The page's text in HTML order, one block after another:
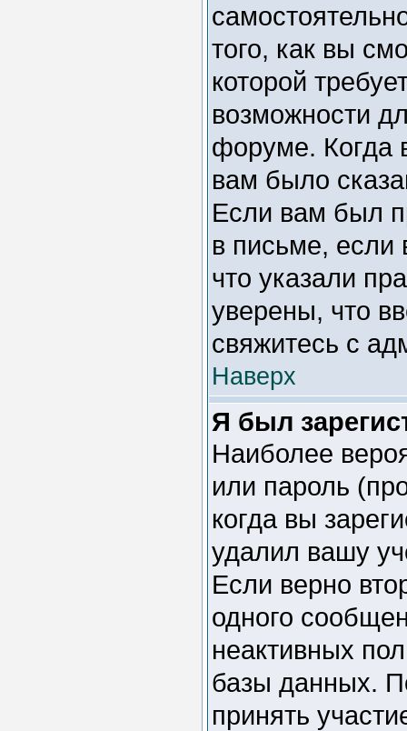
того, как вы
которой
возможности
форуме. Когда
вам было
Если вам был
в письме, если
что указали
уверены, что
свяжитесь с
Наверх
Я был
Наиболее
или пароль
когда вы
удалил вашу
Если верно
одного
неактивных
базы данных.
принять